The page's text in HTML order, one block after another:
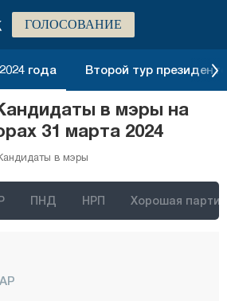
ГОЛОСОВАНИЕ
года Второй тур
в мэры на
31 марта 2024
в мэры
ПНД НРП Хорошая партия